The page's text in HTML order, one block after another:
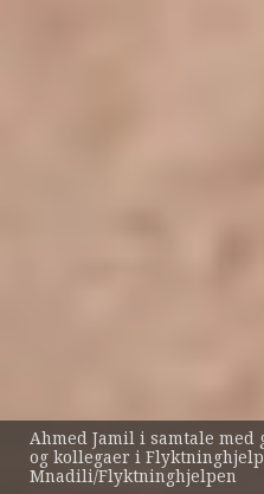
Ahmed Jamil i samtale
og kollegaer i
Mnadili/Flyktninghjelpen